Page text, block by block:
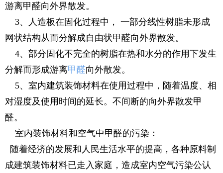
游离甲醛向外界散发。
3、人造板在固化过程中， 一部分线性树脂未形成
网状结构从而分解成自由状甲醛向外界散发。
4、部分固化不完全的树脂在热和水分的作用下发生
分解而形成游离甲醛向外散发。
5、室内建筑装饰材料在使用过程中，随着温度、相
对湿度及使用时间的延长。不间断的向外界散发甲
醛。
室内装饰材料和空气中甲醛的污染：
随着经济的发展和人民生活水平的提高，各种原料制
成建筑装饰材料已走入家庭，造成室内空气污染公认